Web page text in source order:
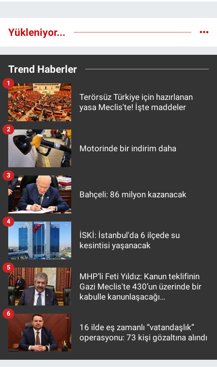
Yükleniyor...
Trend Haberler
Terörsüz Türkiye için hazırlanan
yasa Meclis'te! İşte maddeler
1
Motorinde bir indirim daha
2
Bahçeli: 86 milyon kazanacak
3
İSKİ: İstanbul'da 6 ilçede su
kesintisi yaşanacak
4
MHP’li Feti Yıldız: Kanun teklifinin
Gazi Meclis'te 430’un üzerinde bir
kabulle kanunlaşacağı
5
16 ilde eş zamanlı “vatandaşlık”
operasyonu: 73 kişi gözaltına alındı
6